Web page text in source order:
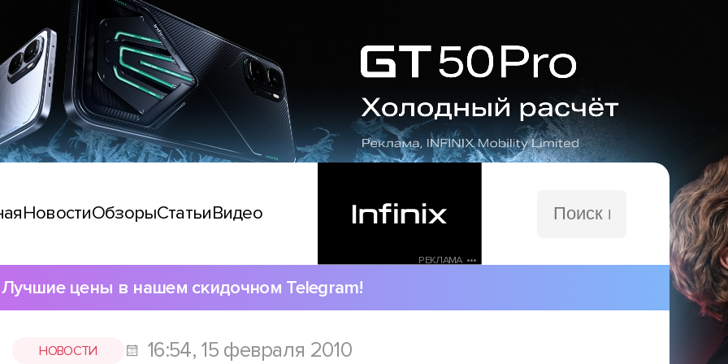
НовостиОбзорыСтатьиВидео
РЕКЛАМА •••
сайту
Лучшие цены в нашем скидочном Telegram!
НОВОСТИ 16:54, 15 февраля 2010